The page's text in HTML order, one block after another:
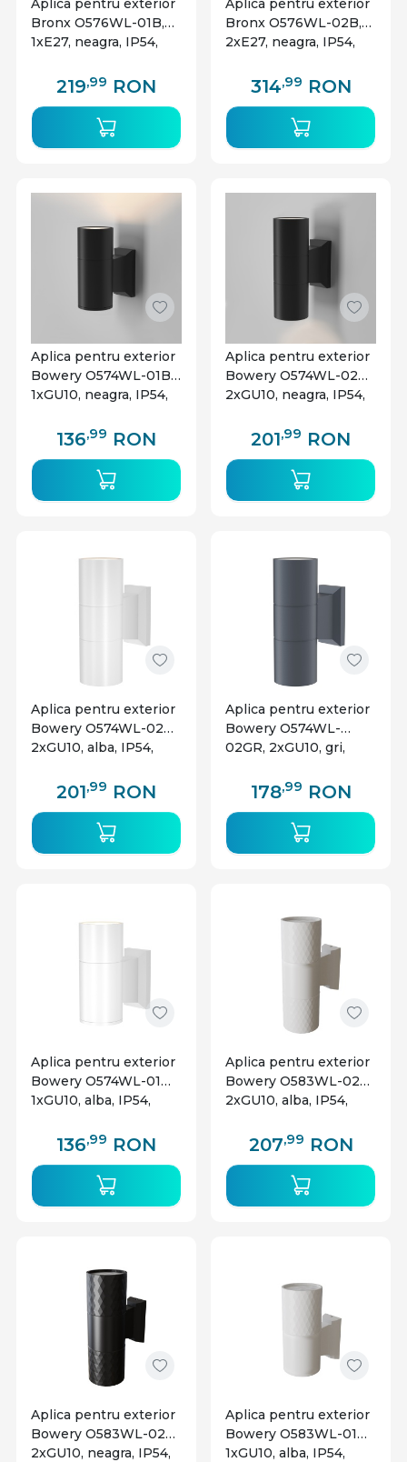
Aplica pentru exterior
Bronx O576WL-01B,
1xE27, neagra, IP54,
219,99 RON
Aplica pentru exterior
Bronx O576WL-02B,
2xE27, neagra, IP54,
314,99 RON
Aplica pentru exterior
Bowery O574WL-01B,
1xGU10, neagra, IP54,
136,99 RON
Aplica pentru exterior
Bowery O574WL-02B,
2xGU10, neagra, IP54,
201,99 RON
Aplica pentru exterior
Bowery O574WL-02W,
2xGU10, alba, IP54,
201,99 RON
Aplica pentru exterior
Bowery O574WL-
02GR, 2xGU10, gri,
178,99 RON
Aplica pentru exterior
Bowery O574WL-01W,
1xGU10, alba, IP54,
136,99 RON
Aplica pentru exterior
Bowery O583WL-02W,
2xGU10, alba, IP54,
207,99 RON
Aplica pentru exterior
Bowery O583WL-02B,
2xGU10, neagra, IP54,
Aplica pentru exterior
Bowery O583WL-01W,
1xGU10, alba, IP54,